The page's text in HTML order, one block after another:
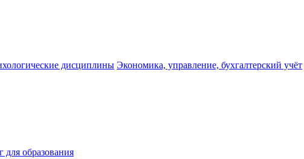
дисциплины Экономика, управление, бухгалтерский учёт
для образования